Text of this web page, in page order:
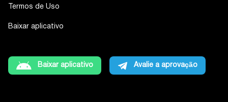
Termos de Uso
Baixar aplicativo
Baixar aplicativo Avalie a aprovação